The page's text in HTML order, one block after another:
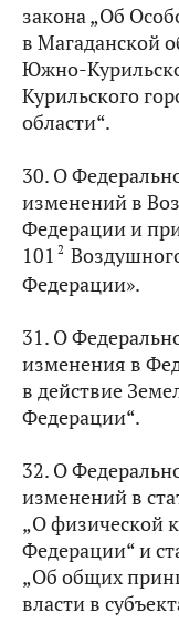
закона „Об
в Магаданской
Южно-
Курильского
области“.
30. О
изменений в
Федерации и
101 2
Федерации».
31. О
изменения в
в действие
Федерации“.
32. О
изменений в
„О физической
Федерации“ и
„Об общих
власти в